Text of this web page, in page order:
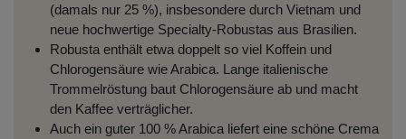
(damals nur 25 %), insbesondere durch Vietnam und
neue hochwertige Specialty-Robustas aus Brasilien.
Robusta enthält etwa doppelt so viel Koffein und
Chlorogensäure wie Arabica. Lange italienische
Trommelröstung baut Chlorogensäure ab und macht
den Kaffee verträglicher.
Auch ein guter 100 % Arabica liefert eine schöne Crema